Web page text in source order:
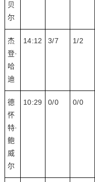
贝
尔
杰
登·
哈
迪
14:12 3/7 1/2
德
怀
特·
鲍
威
尔
10:29 0/0 0/0